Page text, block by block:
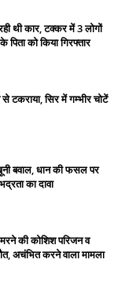
थी कार, टक्कर में 3 लोगों
को किया गिरफ्तार
टकराया, सिर में गम्भीर चोटें
बवाल, धान की फसल पर
का दावा
मरने की कोशिश परिजन व
अचंभित करने वाला मामला